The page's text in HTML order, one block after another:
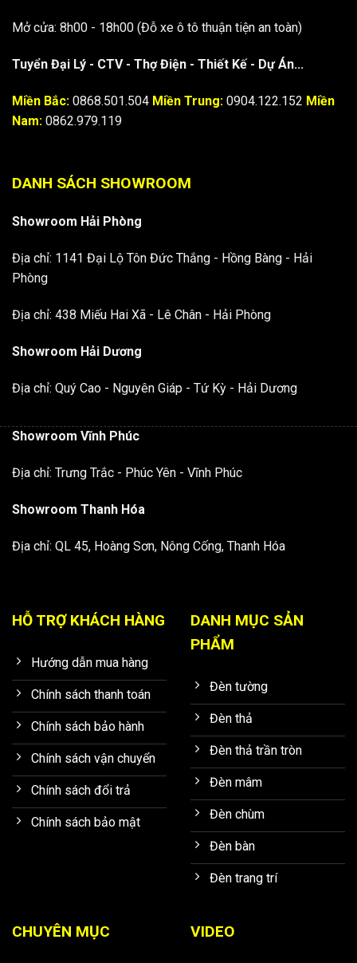
Mở cửa: 8h00 - 18h00 (Đỗ xe ô tô thuận tiện an toàn)
Tuyển Đại Lý - CTV - Thợ Điện - Thiết Kế - Dự Án...
Miền Bắc: 0868.501.504 Miền Trung: 0904.122.152 Miền
Nam: 0862.979.119
DANH SÁCH SHOWROOM
Showroom Hải Phòng
Địa chỉ: 1141 Đại Lộ Tôn Đức Thắng - Hồng Bàng - Hải
Phòng
Địa chỉ: 438 Miếu Hai Xã - Lê Chân - Hải Phòng
Showroom Hải Dương
Địa chỉ: Quý Cao - Nguyên Giáp - Tứ Kỳ - Hải Dương
Showroom Vĩnh Phúc
Địa chỉ: Trưng Trắc - Phúc Yên - Vĩnh Phúc
Showroom Thanh Hóa
Địa chỉ: QL 45, Hoàng Sơn, Nông Cống, Thanh Hóa
HỖ TRỢ KHÁCH HÀNG
Hướng dẫn mua hàng
Chính sách thanh toán
Chính sách bảo hành
Chính sách vận chuyển
Chính sách đổi trả
Chính sách bảo mật
DANH MỤC SẢN
PHẨM
Đèn tường
Đèn thả
Đèn thả trần tròn
Đèn mâm
Đèn chùm
Đèn bàn
Đèn trang trí
CHUYÊN MỤC VIDEO